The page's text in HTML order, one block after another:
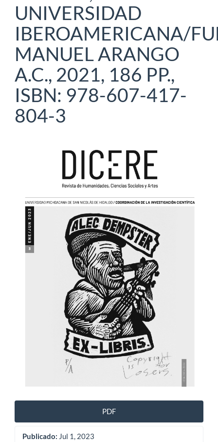
UNIVERSIDAD
IBEROAMERICANA/
MANUEL ARANGO
A.C., 2021, 186 PP.,
ISBN: 978-607-417-
804-3
artículo
PDF
Publicado: Jul 1, 2023